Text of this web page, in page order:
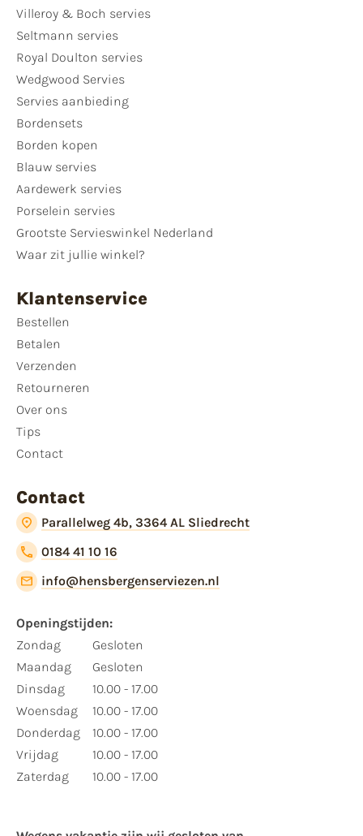
Villeroy & Boch servies
Seltmann servies
Royal Doulton servies
Wedgwood Servies
Servies aanbieding
Bordensets
Borden kopen
Blauw servies
Aardewerk servies
Porselein servies
Grootste Servieswinkel Nederland
Waar zit jullie winkel?
Klantenservice
Bestellen
Betalen
Verzenden
Retourneren
Over ons
Tips
Contact
Contact
Parallelweg 4b, 3364 AL Sliedrecht
0184 41 10 16
info@hensbergenserviezen.nl
Openingstijden:
Zondag
Maandag
Dinsdag
Woensdag
Donderdag
Vrijdag
Zaterdag
Gesloten
Gesloten
10.00 - 17.00
10.00 - 17.00
10.00 - 17.00
10.00 - 17.00
10.00 - 17.00